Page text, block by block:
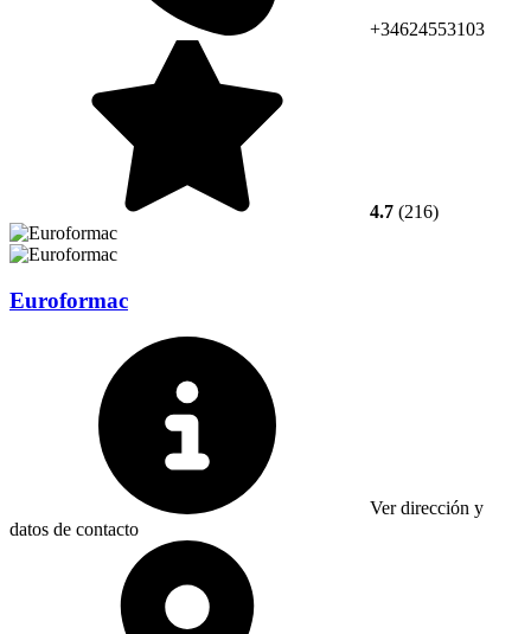
+34624553103
4.7 (216)
Euroformac
Ver dirección y
datos de contacto